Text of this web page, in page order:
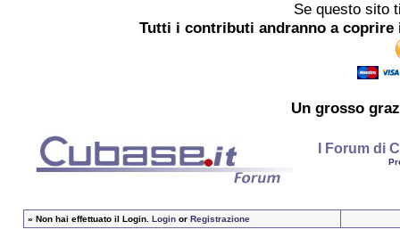
Se questo sito
Tutti i contributi andranno a
Un grosso
I Forum di
» Non hai effettuato il Login. Loginor Registrazione